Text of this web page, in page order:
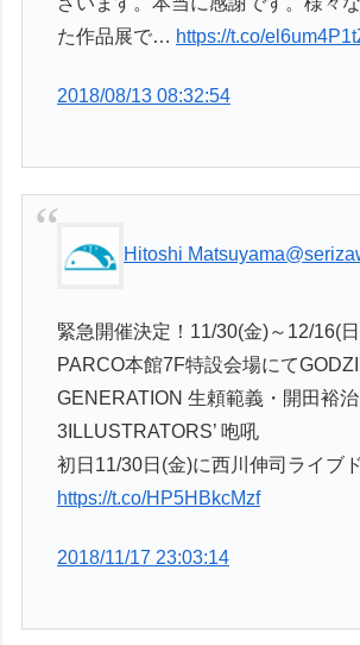
た作品展で… https://t.co/
2018/08/13 08:32:54
Hitoshi Matsuyama
緊急開催決定！11/30(金)～12/16(
PARCO本館7F特設会場にて
GENERATION 生頼範義・開田裕
3ILLUSTRATORS’ 咆吼
初日11/30日(金)に西川伸司ライブ
https://t.co/HP5HBkcMzf
2018/11/17 23:03:14